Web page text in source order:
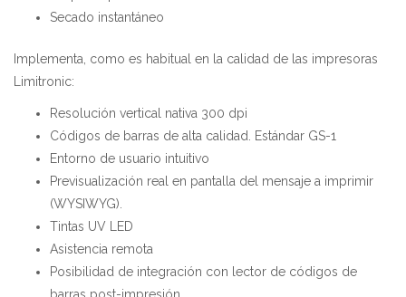
Secado instantáneo
Implementa, como es habitual en la calidad de las impresoras
Limitronic:
Resolución vertical nativa 300 dpi
Códigos de barras de alta calidad. Estándar GS-1
Entorno de usuario intuitivo
Previsualización real en pantalla del mensaje a imprimir
(WYSIWYG).
Tintas UV LED
Asistencia remota
Posibilidad de integración con lector de códigos de
barras post-impresión.